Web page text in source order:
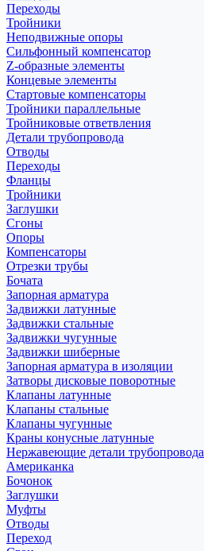
Переходы
Тройники
Неподвижные опоры
Cильфонный компенсатор
Z-образные элементы
Концевые элементы
Стартовые компенсаторы
Тройники параллельные
Тройниковые ответвления
Детали трубопровода
Отводы
Переходы
Фланцы
Тройники
Заглушки
Сгоны
Опоры
Компенсаторы
Отрезки трубы
Бочата
Запорная арматура
Задвижки латунные
Задвижки стальные
Задвижки чугунные
Задвижки шиберные
Запорная арматура в изоляции
Затворы дисковые поворотные
Клапаны латунные
Клапаны стальные
Клапаны чугунные
Краны конусные латунные
Нержавеющие детали трубопровода
Американка
Бочонок
Заглушки
Муфты
Отводы
Переход